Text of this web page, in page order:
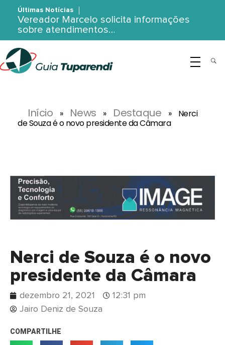
Últimas Notícias
Vereador Marcelo solicita informações
sobre atendimentos…
Início » News » Destaque »
Nerci
de Souza é o novo presidente da Câmara
Nerci de Souza é o novo
presidente da Câmara
dezembro 21, 2021
12:31 pm
Jairo Deniz de Souza
COMPARTILHE